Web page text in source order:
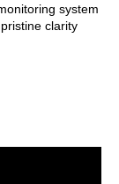
system
clarity